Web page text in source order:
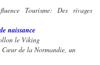
Tourisme: Des rivages
naissance
le Viking
de la Normandie, un